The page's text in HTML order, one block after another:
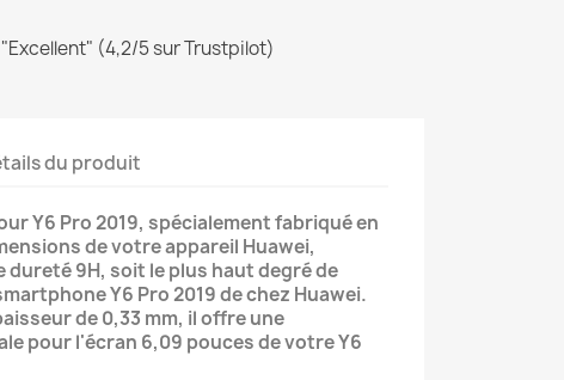
(4,2/5 sur Trustpilot)
du produit
Y6 Pro 2019, spécialement fabriqué en
de votre appareil Huawei,
dureté 9H, soit le plus haut degré de
Y6 Pro 2019 de chez Huawei.
de 0,33 mm, il offre une
pour l'écran 6,09 pouces de votre Y6